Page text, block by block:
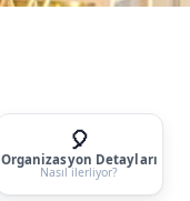
🎈
Organizasyon Detayları
Nasıl ilerliyor?